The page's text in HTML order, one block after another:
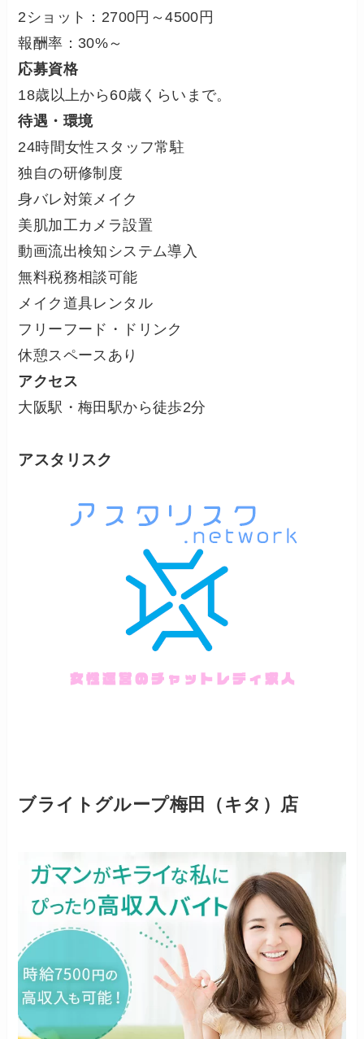
2ショット：2700円～4500円
報酬率：30%～
応募資格
18歳以上から60歳くらいまで。
待遇・環境
24時間女性スタッフ常駐
独自の研修制度
身バレ対策メイク
美肌加工カメラ設置
動画流出検知システム導入
無料税務相談可能
メイク道具レンタル
フリーフード・ドリンク
休憩スペースあり
アクセス
大阪駅・梅田駅から徒歩2分
アスタリスク
ブライトグループ梅田（キタ）店